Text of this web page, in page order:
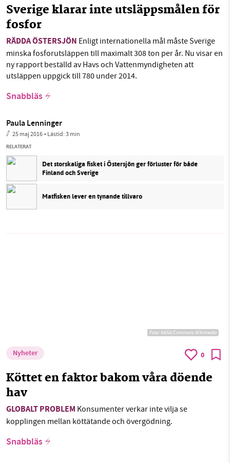
Sverige klarar inte utsläppsmålen för
fosfor
RÄDDA ÖSTERSJÖN Enligt internationella mål måste Sverige
minska fosforutsläppen till maximalt 308 ton per år. Nu visar en
ny rapport beställd av Havs och Vattenmyndigheten att
utsläppen uppgick till 780 under 2014.
Snabbläs
Paula Lenninger
25 maj 2016• Lästid:3 min
RELATERAT
Det storskaliga fisket i Östersjön ger förluster för både
Finland och Sverige
Matfisken lever en tynande tillvaro
Foto:NASA/Commons Wikimedia
Nyheter 0
Köttet en faktor bakom våra döende
hav
GLOBALT PROBLEM Konsumenter verkar inte vilja se
kopplingen mellan köttätande och övergödning.
Snabbläs